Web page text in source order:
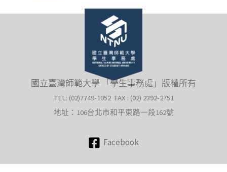
國立臺灣師範大學 「學生事務處」版權所有
TEL: (02)7749-1052 FAX : (02) 2392-2751
地址：106台北市和平東路一段162號
Facebook